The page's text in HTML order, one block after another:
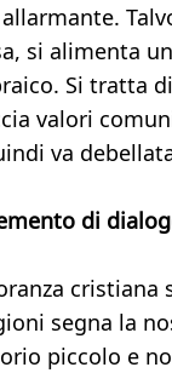
si alimenta
Si tratta
valori
va
di
cristiana
segna la
piccolo e